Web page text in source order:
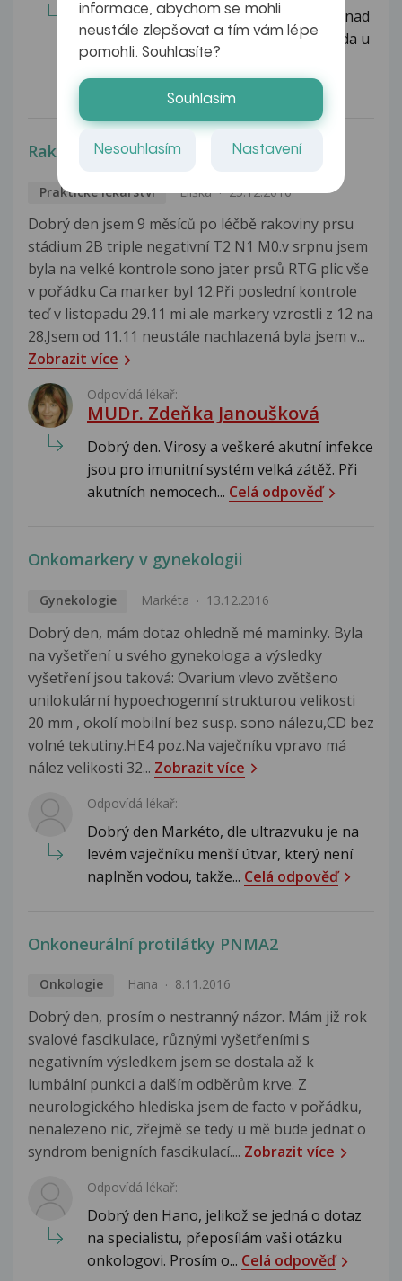
Vážená paní Rozhodně nepřemýšlejte nad
onkomarkery je to jen pomocná metoda u
které jsou falešné pozitivní...
Celá odpověď
Rakovina prsu
Praktické lékařství Eliška 25.12.2016
Dobrý den jsem 9 měsíců po léčbě rakoviny prsu
stádium 2B triple negativní T2 N1 M0.v srpnu jsem
byla na velké kontrole sono jater prsů RTG plic vše
v pořádku Ca marker byl 12.Při poslední kontrole
teď v listopadu 29.11 mi ale markery vzrostli z 12 na
28.Jsem od 11.11 neustále nachlazená byla jsem v...
Zobrazit více
Odpovídá lékař:
MUDr. Zdeňka Janoušková
Dobrý den. Virosy a veškeré akutní infekce
jsou pro imunitní systém velká zátěž. Při
akutních nemocech... Celá odpověď
Onkomarkery v gynekologii
Gynekologie Markéta 13.12.2016
Dobrý den, mám dotaz ohledně mé maminky. Byla
na vyšetření u svého gynekologa a výsledky
vyšetření jsou taková: Ovarium vlevo zvětšeno
unilokulární hypoechogenní strukturou velikosti
20 mm , okolí mobilní bez susp. sono nálezu,CD bez
volné tekutiny.HE4 poz.Na vaječníku vpravo má
nález velikosti 32... Zobrazit více
Odpovídá lékař:
Dobrý den Markéto, dle ultrazvuku je na
levém vaječníku menší útvar, který není
naplněn vodou, takže... Celá odpověď
Onkoneurální protilátky PNMA2
Onkologie Hana 8.11.2016
Dobrý den, prosím o nestranný názor. Mám již rok
svalové fascikulace, různými vyšetřeními s
negativním výsledkem jsem se dostala až k
lumbální punkci a dalším odběrům krve. Z
neurologického hlediska jsem de facto v pořádku,
nenalezeno nic, zřejmě se tedy u mě bude jednat o
syndrom benigních fascikulací.... Zobrazit více
Odpovídá lékař:
Dobrý den Hano, jelikož se jedná o dotaz
na specialistu, přeposílám vaši otázku
onkologovi. Prosím o... Celá odpověď
informace, abychom se mohli
neustále zlepšovat a tím vám lépe
pomohli. Souhlasíte?
Souhlasím
Nesouhlasím Nastavení